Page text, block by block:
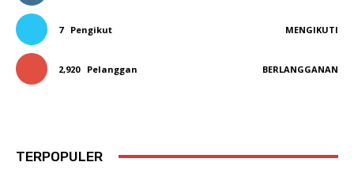
7 Pengikut MENGIKUTI
2,920 Pelanggan BERLANGGANAN
TERPOPULER